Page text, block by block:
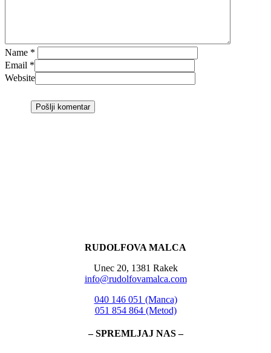
Name *
Email *
Website
RUDOLFOVA MALCA
Unec 20, 1381 Rakek
info@rudolfovamalca.com
040 146 051 (Manca)
051 854 864 (Metod)
– SPREMLJAJ NAS –